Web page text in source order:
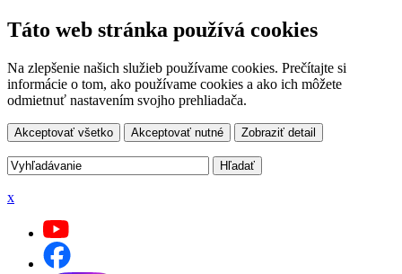
Táto web stránka používá cookies
Na zlepšenie našich služieb používame cookies. Prečítajte si
informácie o tom, ako používame cookies a ako ich môžete
odmietnuť nastavením svojho prehliadača.
Akceptovať všetko Akceptovať nutné Zobraziť detail
x